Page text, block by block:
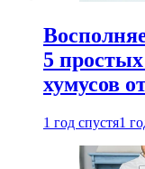
5
хумусов
1 год спустя1